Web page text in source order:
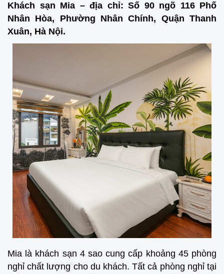
Khách sạn Mia – địa chỉ: Số 90 ngõ 116 Phố
Nhân Hòa, Phường Nhân Chính, Quận Thanh
Xuân, Hà Nội.
Mia là khách sạn 4 sao cung cấp khoảng 45 phòng
nghỉ chất lượng cho du khách. Tất cả phòng nghỉ tại